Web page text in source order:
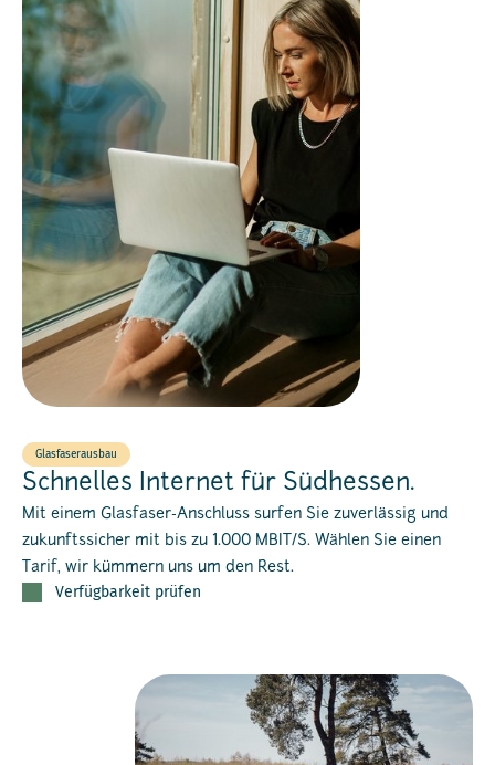
Glasfaserausbau
Schnelles Internet für Südhessen.
Mit einem Glasfaser-Anschluss surfen Sie zuverlässig und
zukunftssicher mit bis zu 1.000 MBIT/S. Wählen Sie einen
Tarif, wir kümmern uns um den Rest.
Verfügbarkeit prüfen